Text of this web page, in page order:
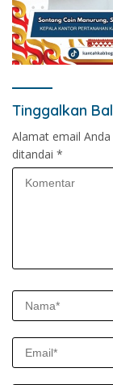
Tinggalkan
Alamat email
ditandai *